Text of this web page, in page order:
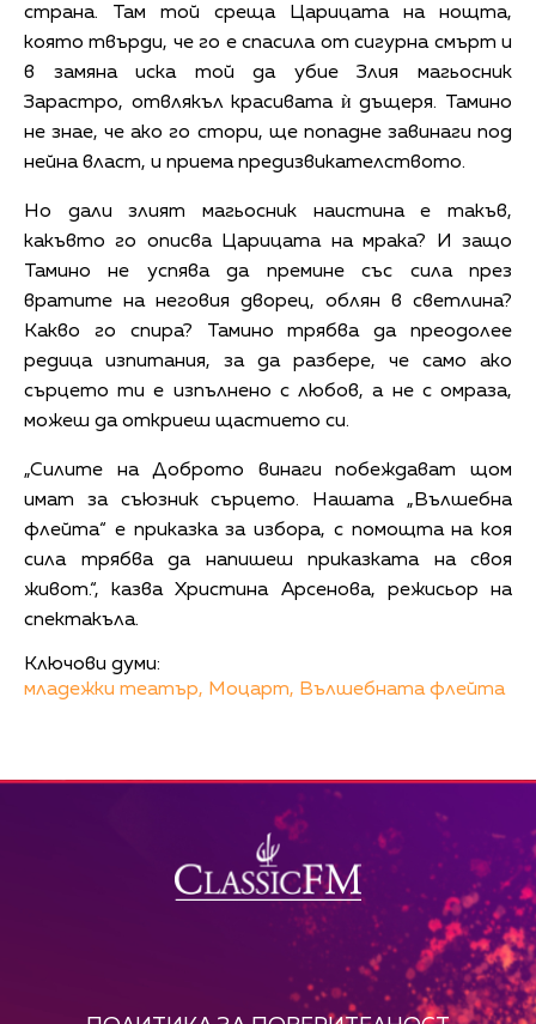
страна. Там той среща Царицата на нощта,
която твърди, че го е спасила от сигурна смърт и
в замяна иска той да убие Злия магьосник
Зарастро, отвлякъл красивата ѝ дъщеря. Тамино
не знае, че ако го стори, ще попадне завинаги под
нейна власт, и приема предизвикателството.
Но дали злият магьосник наистина е такъв,
какъвто го описва Царицата на мрака? И защо
Тамино не успява да премине със сила през
вратите на неговия дворец, облян в светлина?
Какво го спира? Тамино трябва да преодолее
редица изпитания, за да разбере, че само ако
сърцето ти е изпълнено с любов, а не с омраза,
можеш да откриеш щастието си.
„Силите на Доброто винаги побеждават щом
имат за съюзник сърцето. Нашата „Вълшебна
флейта“ е приказка за избора, с помощта на коя
сила трябва да напишеш приказката на своя
живот.“, казва Христина Арсенова, режисьор на
спектакъла.
Ключови думи:
младежки театър, Моцарт, Вълшебната флейта